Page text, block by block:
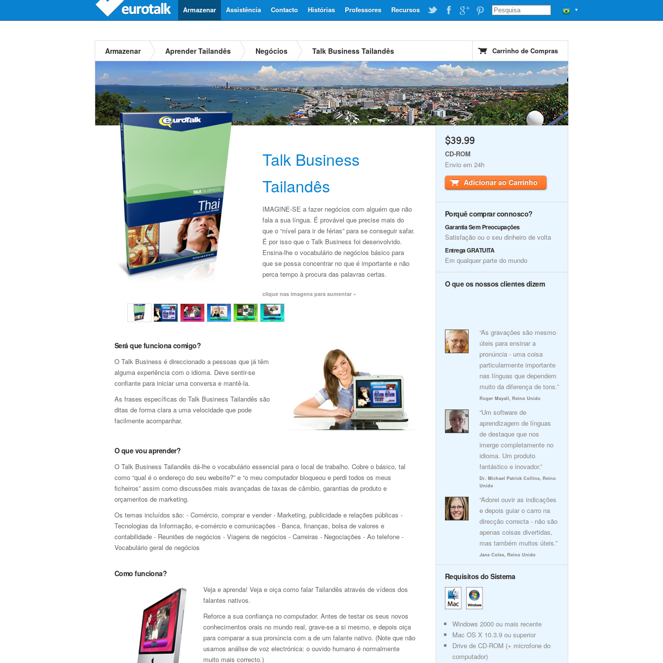
▼
Recursos
Professores
Histórias
Contacto
Assistência
Armazenar
Armazenar Aprender Tailandês Negócios Talk Business Tailandês Carrinho de Compras
Talk Business
Tailandês
IMAGINE-SE a fazer negócios com alguém que não
fala a sua língua. É provável que precise mais do
que o “nível para ir de férias” para se conseguir safar.
É por isso que o Talk Business foi desenvolvido.
Ensina-lhe o vocabulário de negócios básico para
que se possa concentrar no que é importante e não
perca tempo à procura das palavras certas.
clique nas imagens para aumentar »
Será que funciona comigo?
O Talk Business é direccionado a pessoas que já têm
alguma experiência com o idioma. Deve sentir-se
confiante para iniciar uma conversa e mantê-la.
As frases específicas do Talk Business Tailandês são
ditas de forma clara a uma velocidade que pode
facilmente acompanhar.
O que vou aprender?
O Talk Business Tailandês dá-lhe o vocabulário essencial para o local de trabalho. Cobre o básico, tal
como “qual é o endereço do seu website?” e “o meu computador bloqueou e perdi todos os meus
ficheiros” assim como discussões mais avançadas de taxas de câmbio, garantias de produto e
orçamentos de marketing.
Os temas incluídos são: - Comércio, comprar e vender - Marketing, publicidade e relações públicas -
Tecnologias da Informação, e-comércio e comunicações - Banca, finanças, bolsa de valores e
contabilidade - Reuniões de negócios - Viagens de negócios - Carreiras - Negociações - Ao telefone -
Vocabulário geral de negócios
Como funciona?
Veja e aprenda! Veja e oiça como falar Tailandês através de vídeos dos
falantes nativos.
Reforce a sua confiança no computador. Antes de testar os seus novos
conhecimentos orais no mundo real, grave-se a si mesmo, e depois oiça
para comparar a sua pronúncia com a de um falante nativo. (Note que não
usamos análise de voz electrónica: o ouvido humano é normalmente
muito mais correcto.)
$39.99
CD-ROM
Envio em 24h
Adicionar ao Carrinho
Porquê comprar connosco?
Garantia Sem Preocupações
Satisfação ou o seu dinheiro de volta
Entrega GRATUITA
Em qualquer parte do mundo
O que os nossos clientes dizem
“As gravações são mesmo
úteis para ensinar a
pronúncia - uma coisa
particularmente importante
nas línguas que dependem
muito da diferença de tons.”
Roger Mayall, Reino Unido
“Um software de
aprendizagem de línguas
de destaque que nos
imerge completamente no
idioma. Um produto
fantástico e inovador.”
Dr. Michael Patrick Collins, Reino
Unido
“Adorei ouvir as indicações
e depois guiar o carro na
direcção correcta - não são
apenas coisas divertidas,
mas também muitos úteis.”
Jane Coles, Reino Unido
Requisitos do Sistema
Windows 2000 ou mais recente
Mac OS X 10.3.9 ou superior
Drive de CD-ROM (+ microfone do
computador)